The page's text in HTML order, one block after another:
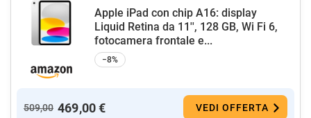
Apple iPad con chip A16: display
Liquid Retina da 11'', 128 GB, Wi Fi 6,
fotocamera frontale e...
−8%
509,00 469,00 € VEDI OFFERTA